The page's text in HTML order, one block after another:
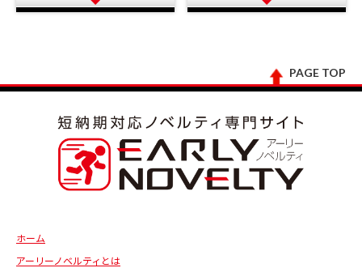
PAGE TOP
ホーム
アーリーノベルティとは